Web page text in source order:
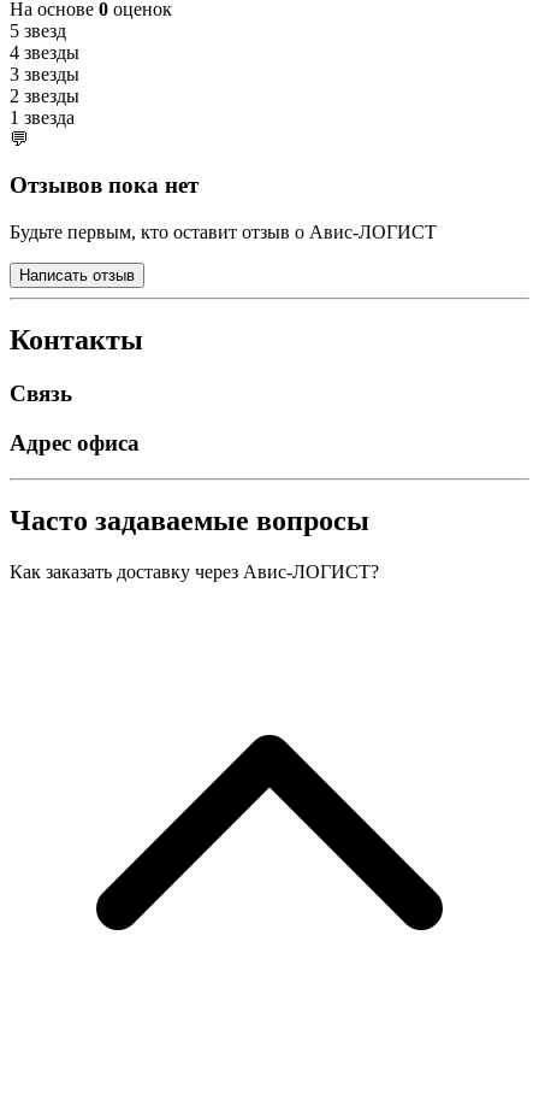
На основе 0 оценок
5 звезд
4 звезды
3 звезды
2 звезды
1 звезда
💬
Отзывов пока нет
Будьте первым, кто оставит отзыв о Авис-ЛОГИСТ
Написать отзыв
Контакты
Связь
Адрес офиса
Часто задаваемые вопросы
Как заказать доставку через Авис-ЛОГИСТ?